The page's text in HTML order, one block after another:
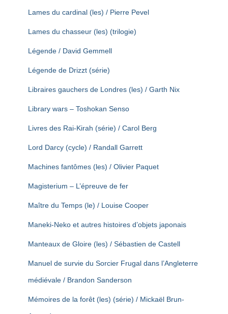
Lames du cardinal (les) / Pierre Pevel
Lames du chasseur (les) (trilogie)
Légende / David Gemmell
Légende de Drizzt (série)
Libraires gauchers de Londres (les) / Garth Nix
Library wars – Toshokan Senso
Livres des Rai-Kirah (série) / Carol Berg
Lord Darcy (cycle) / Randall Garrett
Machines fantômes (les) / Olivier Paquet
Magisterium – L’épreuve de fer
Maître du Temps (le) / Louise Cooper
Maneki-Neko et autres histoires d’objets japonais
Manteaux de Gloire (les) / Sébastien de Castell
Manuel de survie du Sorcier Frugal dans l’Angleterre
médiévale / Brandon Sanderson
Mémoires de la forêt (les) (série) / Mickaël Brun-